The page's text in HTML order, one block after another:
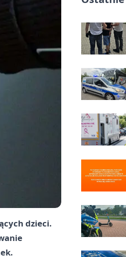
dzieci.